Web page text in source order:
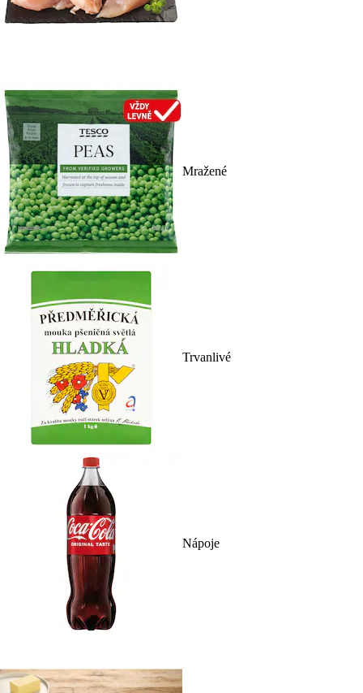
Mražené
Trvanlivé
Nápoje